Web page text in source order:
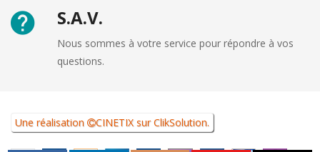
S.A.V.
Nous sommes à votre service pour répondre à vos
questions.
Une réalisation CINETIX surClikSolution.